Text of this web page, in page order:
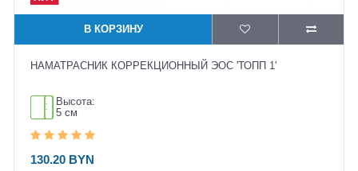
В КОРЗИНУ
НАМАТРАСНИК КОРРЕКЦИОННЫЙ ЭОС 'ТОПП 1'
Высота:
5 см
130.20 BYN